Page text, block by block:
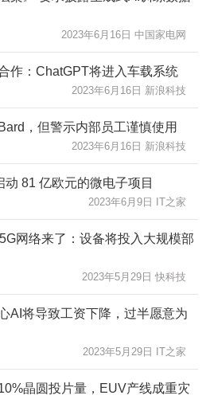
2023年6月16日 中国家电网
作：ChatGPT将进入车载系统
2023年6月16日 新浪科技
，但警示内部员工谨慎使用
2023年6月16日 新浪科技
81 亿欧元的微电子项目
2023年6月9日 IT之家
网络来了：设备将投入大规模部
2023年5月29日 快科技
AI将导致工资下降，过半愿意为
2023年5月29日 IT之家
晶圆投片量，EUV产线成重灾